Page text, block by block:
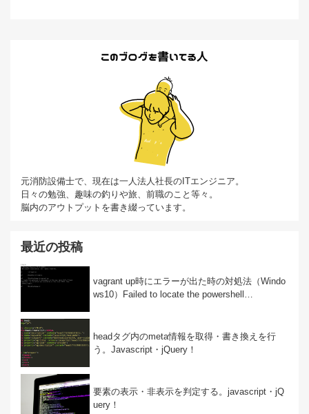
元消防設備士で、現在は一人法人社長のITエンジニア。
日々の勉強、趣味の釣りや旅、前職のこと等々。
脳内のアウトプットを書き綴っています。
最近の投稿
vagrant up時にエラーが出た時の対処法（Windo
ws10）Failed to locate the powershell…
headタグ内のmeta情報を取得・書き換えを行
う。Javascript・jQuery！
要素の表示・非表示を判定する。javascript・jQ
uery！